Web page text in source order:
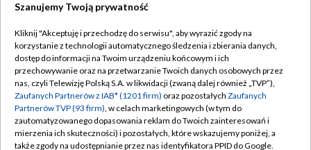
TVP
Abonament TVP
Emisja w TVP
Centrum informacji TVP
Naziemna Telewizja Cyfrowa
Regulamin TVP
Polityka prywatności
Moje zgody
Pomoc
Szanujemy Twoją prywatność
Kliknij "Akceptuję i przechodzę do serwisu", aby wyrazić zgody na
korzystanie z technologii automatycznego śledzenia i zbierania danych,
dostęp do informacji na Twoim urządzeniu końcowym i ich
przechowywanie oraz na przetwarzanie Twoich danych osobowych przez
nas, czyli Telewizję Polską S.A. w likwidacji (zwaną dalej również „TVP”),
Zaufanych Partnerów z IAB* (1201 firm) oraz pozostałych Zaufanych
Partnerów TVP (93 firm), w celach marketingowych (w tym do
zautomatyzowanego dopasowania reklam do Twoich zainteresowań i
mierzenia ich skuteczności) i pozostałych, które wskazujemy poniżej, a
także zgody na udostępnianie przez nas identyfikatora PPID do Google.